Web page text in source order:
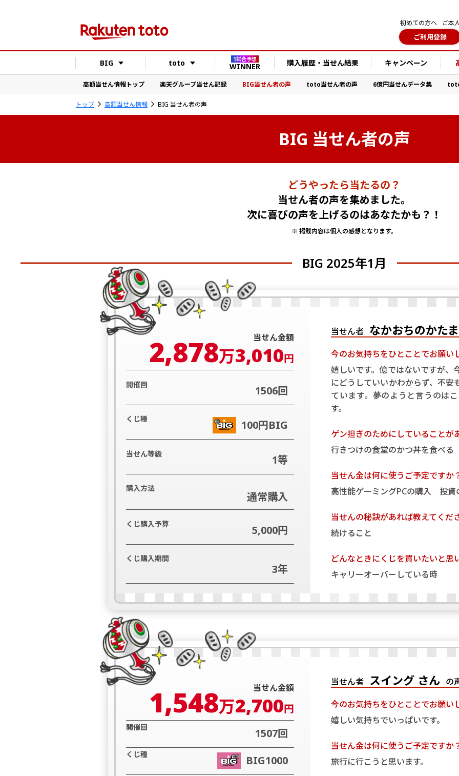
初めての方へ ご本
ご利用登録
BIG toto 1試合予想
WINNER 購入履歴・当せん結果 キャンペーン
高額当せん情報トップ 楽天グループ当せん記録 BIG当せん者の声 toto当せん者の声 6億円当せんデータ集
トップ 高額当せん情報 BIG 当せん者の声
BIG 当せん者の声
どうやったら当たるの？
当せん者の声を集めました。
次に喜びの声を上げるのはあなたかも？！
※ 掲載内容は個人の感想となります。
BIG 2025年1月
当せん金額
2,878万3,010円
開催回 1506回
くじ種 100円BIG
当せん等級 1等
購入方法
通常購入
くじ購入予算 5,000円
くじ購入期間
3年
当せん者 なかおちのかた
今のお気持ちをひとことでお願い
嬉しいです。億ではないですが、
にどうしていいかわからず、不安
ています。夢のようと言うのは
す。
ゲン担ぎのためにしていることが
行きつけの食堂のかつ丼を食べる
当せん金は何に使うご予定ですか
高性能ゲーミングPCの購入 投資
当せんの秘訣があれば教えてくだ
続けること
どんなときにくじを買いたいと思
キャリーオーバーしている時
当せん金額
1,548万2,700円
開催回 1507回
くじ種 BIG1000
当せん者 スイング さん の
今のお気持ちをひとことでお願い
嬉しい気持ちでいっぱいです。
当せん金は何に使うご予定ですか
旅行に行こうと思います。